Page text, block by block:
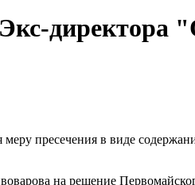
Экс-
меру пресечения в виде
на решение